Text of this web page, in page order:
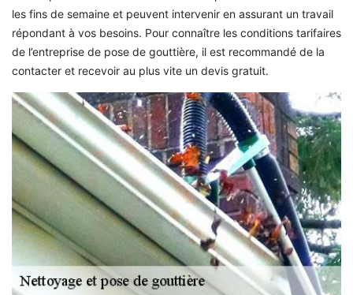
les fins de semaine et peuvent intervenir en assurant un travail
répondant à vos besoins. Pour connaître les conditions tarifaires
de l’entreprise de pose de gouttière, il est recommandé de la
contacter et recevoir au plus vite un devis gratuit.